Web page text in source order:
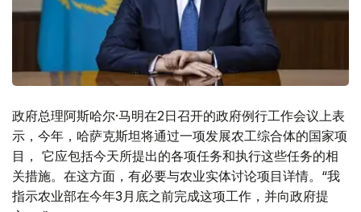
政府总理阿斯哈尔·马明在2日召开的政府例行工作会议上表
示，今年，哈萨克斯坦将通过一项发展农工综合体的国家项
目， 它应包括今天所提出的各项任务和执行这些任务的相
关措施。在这方面，有必要与农业实体讨论项目详情。“我
指示农业部在今年3月底之前完成这项工作，并向政府提